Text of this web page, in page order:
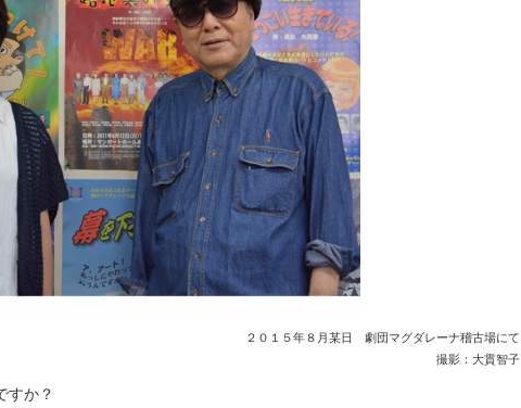
２０１５年８月某日 劇団マグダレーナ稽古場にて
撮影：大貫智子
すか？